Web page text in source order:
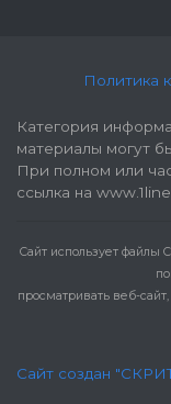
Политика
Категория
материалы могут
При полном или
ссылка на
Cайт использует файлы
просматривать веб-
Сайт создан